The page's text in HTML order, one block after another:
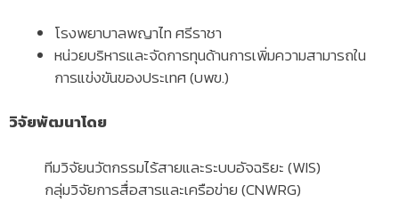
โรงพยาบาลพญาไท ศรีราชา
หน่วยบริหารและจัดการทุนด้านการเพิ่มความสามารถใน
การแข่งขันของประเทศ (บพข.)
วิจัยพัฒนาโดย
ทีมวิจัยนวัตกรรมไร้สายและระบบอัจฉริยะ (WIS)
กลุ่มวิจัยการสื่อสารและเครือข่าย (CNWRG)